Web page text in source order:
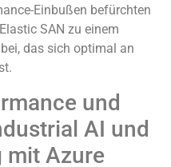
Einbußen befürchten
SAN zu einem
das sich optimal an
und
AI und
mit Azure